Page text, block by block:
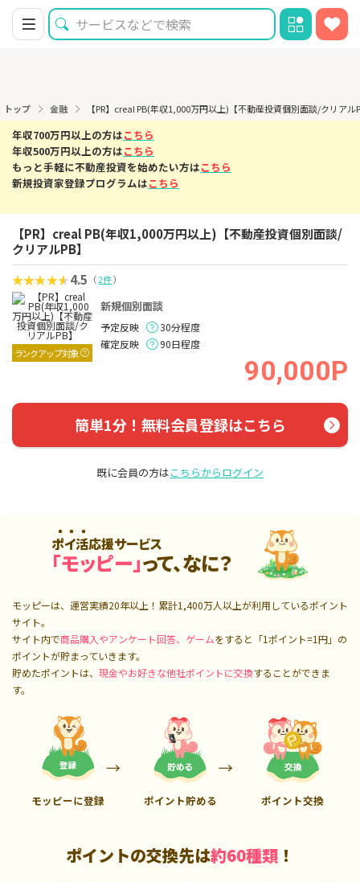
トップ 金融 【PR】creal PB(年収1,000万円以上)【不動産投資個別面談/クリアル
年収700万円以上の方はこちら
年収500万円以上の方はこちら
もっと手軽に不動産投資を始めたい方はこちら
新規投資家登録プログラムはこちら
【PR】creal PB(年収1,000万円以上)【不動産投資個別面談/
クリアルPB】
4.5 （2件）
ランクアップ対象
新規個別面談
予定反映
30分程度
確定反映
90日程度
90,000P
簡単1分！無料会員登録はこちら
既に会員の方はこちらからログイン
ポイ活応援サービス
「モッピー」って、なに？
モッピーは、運営実績20年以上！累計1,400万人以上が利用しているポイント
サイト。
サイト内で商品購入やアンケート回答、ゲームをすると「1ポイント=1円」の
ポイントが貯まっていきます。
貯めたポイントは、 現金やお好きな他社ポイントに交換することができま
す。
モッピーに登録 ポイント貯める ポイント交換
ポイントの交換先は約60種類 ！